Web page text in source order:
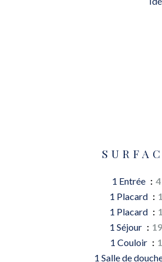
1 Entrée
4
1 Placard
1 Placard
1 Séjour
1 Couloir
1 Salle de